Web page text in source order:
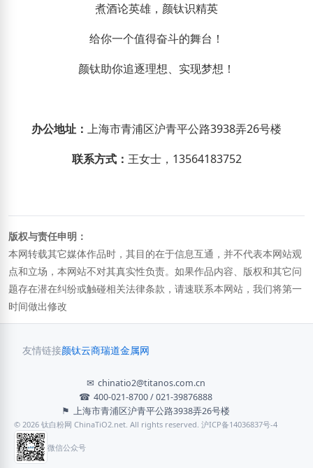
煮酒论英雄，颜钛识精英
给你一个值得奋斗的舞台 ！
颜钛助你追逐理想、实现梦想！
办公地址： 上海市青浦区沪青平公路3938弄26号楼
联系方式： 王女士， 13564183752
版权与责任申明：
本网转载其它媒体作品时，其目的在于信息互通，并不代表本网站观
点和立场，本网站不对其真实性负责。如果作品内容、版权和其它问
题存在潜在纠纷或触碰相关法律条款，请速联系本网站，我们将第一
时间做出修改
友情链接颜钛云商瑞道金属网
✉ chinatio2@titanos.com.cn
☎ 400-021-8700 / 021-39876888
⚑ 上海市青浦区沪青平公路3938弄26号楼
© 2026 钛白粉网 ChinaTiO2.net. All rights reserved. 沪ICP备14036837号-4
微信公众号